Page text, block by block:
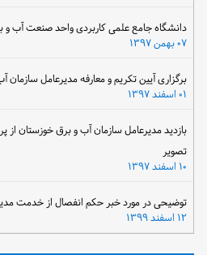
دانشگاه جامع علمی کاربردی واحد صنعت آب و
۰۷ بهمن ۱۳۹۷
برگزاری آیین تکریم و معارفه مدیرعامل سازمان
بازدید مدیرعامل سازمان آب و برق خوزستان از
تصویر
توضیحی در مورد خبر حکم انفصال از خدمت
۱۲ اسفند ۱۳۹۹